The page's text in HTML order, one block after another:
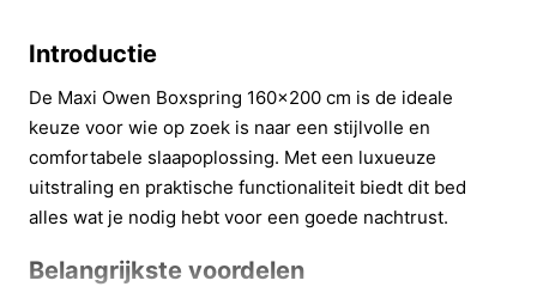
Introductie
De Maxi Owen Boxspring 160x200 cm is de ideale
keuze voor wie op zoek is naar een stijlvolle en
comfortabele slaapoplossing. Met een luxueuze
uitstraling en praktische functionaliteit biedt dit bed
alles wat je nodig hebt voor een goede nachtrust.
Belangrijkste voordelen